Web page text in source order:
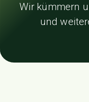
Wir kümmern
und